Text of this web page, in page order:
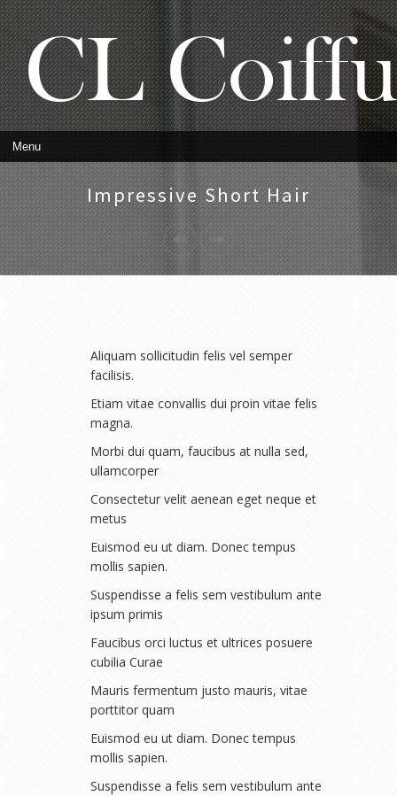
Impressive Short Hair
Aliquam sollicitudin felis vel semper
facilisis.
Etiam vitae convallis dui proin vitae felis
magna.
Morbi dui quam, faucibus at nulla sed,
ullamcorper
Consectetur velit aenean eget neque et
metus
Euismod eu ut diam. Donec tempus
mollis sapien.
Suspendisse a felis sem vestibulum ante
ipsum primis
Faucibus orci luctus et ultrices posuere
cubilia Curae
Mauris fermentum justo mauris, vitae
porttitor quam
Euismod eu ut diam. Donec tempus
mollis sapien.
Suspendisse a felis sem vestibulum ante